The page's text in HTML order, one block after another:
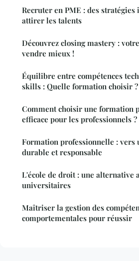
Recruter en PME : des
attirer les talents
Découvrez closing mastery :
vendre mieux !
Équilibre entre compétences
skills : Quelle formation choisir ?
Comment choisir une formation
efficace pour les professionnels ?
Formation professionnelle : vers
durable et responsable
L'école de droit : une alternative
universitaires
Maîtriser la gestion des
comportementales pour réussir